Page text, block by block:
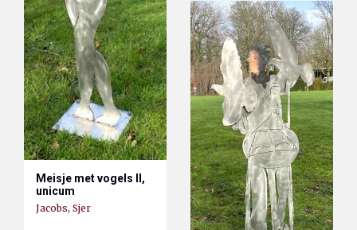
Meisje met vogels II,
unicum
Jacobs, Sjer